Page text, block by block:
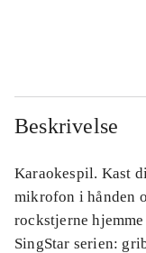
Beskrivelse
Karaokespil. Kast
mikrofon i hånden
rockstjerne
SingStar serien: